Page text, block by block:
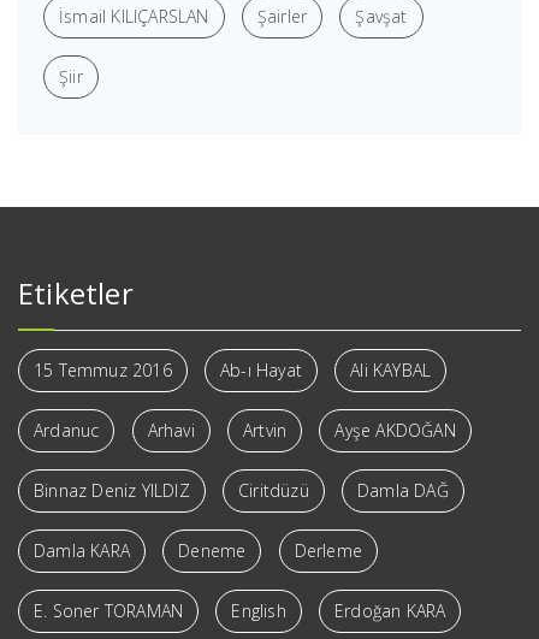
İsmail KILIÇARSLAN Şairler Şavşat
Şiir
Etiketler
15 Temmuz 2016 Ab-ı Hayat Ali KAYBAL
Ardanuc Arhavi Artvin Ayşe AKDOĞAN
Binnaz Deniz YILDIZ Ciritdüzü Damla DAĞ
Damla KARA Deneme Derleme
E. Soner TORAMAN English Erdoğan KARA